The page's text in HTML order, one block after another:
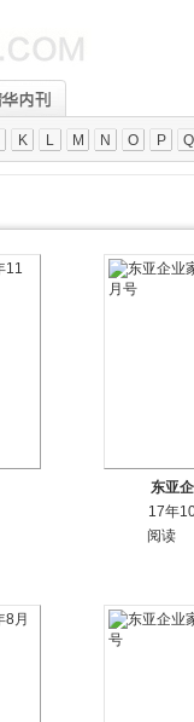
K L M N O P Q
东亚
17年
阅读